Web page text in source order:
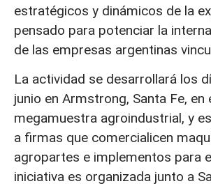
estratégicos y dinámicos de la
pensado para potenciar la
de las empresas argentinas
La actividad se desarrollará los
junio en Armstrong, Santa Fe, en
megamuestra agroindustrial, y
a firmas que comercialicen
agropartes e implementos para
iniciativa es organizada junto a